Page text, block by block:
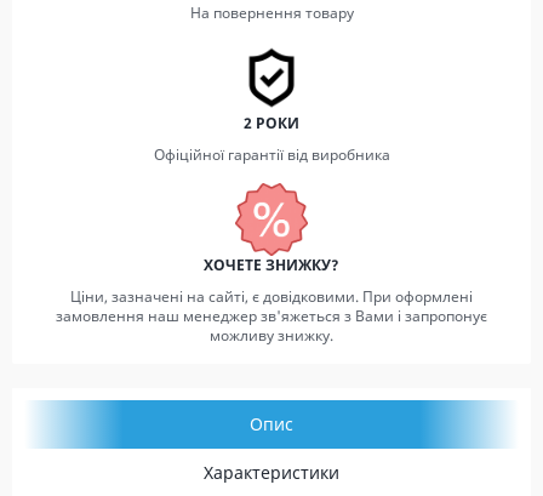
На повернення товару
2 РОКИ
Офіційної гарантії від виробника
ХОЧЕТЕ ЗНИЖКУ?
Ціни, зазначені на сайті, є довідковими. При оформлені
замовлення наш менеджер зв'яжеться з Вами і запропонує
можливу знижку.
Опис
Характеристики